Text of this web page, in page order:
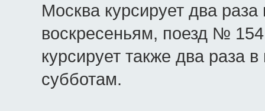
Москва курсирует два
воскресеньям, поезд №
курсирует также два раза
субботам.